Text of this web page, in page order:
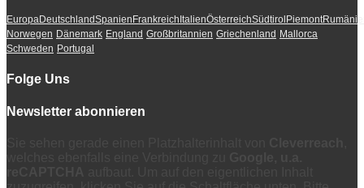
EuropaDeutschlandSpanien Frankreich ItalienÖsterreichSüdtirol Piemont
Norwegen Dänemark England Großbritannien Griechenland Mallorca
Schweden Portugal
Folge Uns
Newsletter abonnieren